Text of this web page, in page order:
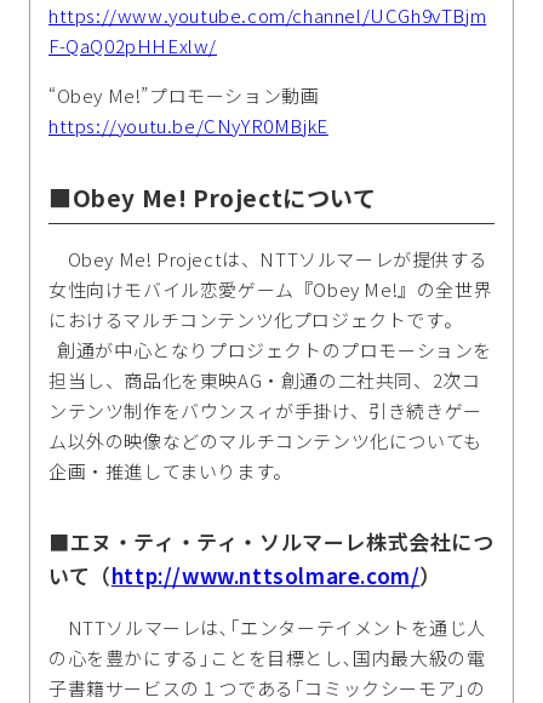
https://www.youtube.com/channel/UCGh9vTBjm
F-QaQ02pHHExlw/
“Obey Me!”プロモーション動画
https://youtu.be/CNyYR0MBjkE
■Obey Me! Projectについて
Obey Me! Projectは、NTTソルマーレが提供する
女性向けモバイル恋愛ゲーム『Obey Me!』の全世界
におけるマルチコンテンツ化プロジェクトです。
創通が中心となりプロジェクトのプロモーションを
担当し、商品化を東映AG・創通の二社共同、2次コ
ンテンツ制作をバウンスィが手掛け、引き続きゲー
ム以外の映像などのマルチコンテンツ化についても
企画・推進してまいります。
■エヌ・ティ・ティ・ソルマーレ株式会社につ
いて（http://www.nttsolmare.com/）
NTTソルマーレは､｢エンターテイメントを通じ人
の心を豊かにする｣ことを目標とし､国内最大級の電
子書籍サービスの１つである｢コミックシーモア｣の